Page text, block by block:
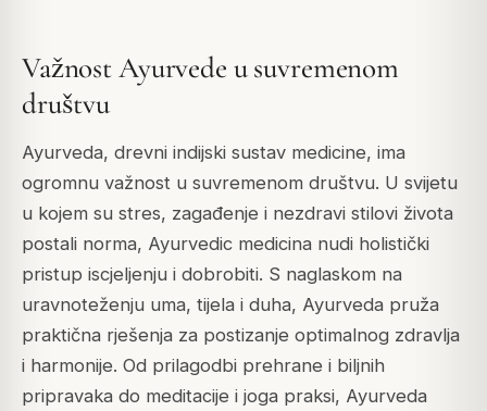
Važnost Ayurvede u suvremenom
društvu
Ayurveda, drevni indijski sustav medicine, ima
ogromnu važnost u suvremenom društvu. U svijetu
u kojem su stres, zagađenje i nezdravi stilovi života
postali norma, Ayurvedic medicina nudi holistički
pristup iscjeljenju i dobrobiti. S naglaskom na
uravnoteženju uma, tijela i duha, Ayurveda pruža
praktična rješenja za postizanje optimalnog zdravlja
i harmonije. Od prilagodbi prehrane i biljnih
pripravaka do meditacije i joga praksi, Ayurveda